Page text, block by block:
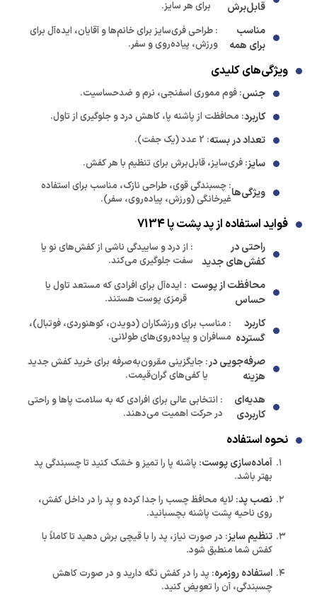
قابل‌برش برای هر سایز.
مناسب
برای همه
: طراحی فری‌سایز برای خانم‌ها و آقایان، ایده‌آل برای
ورزش، پیاده‌روی و سفر.
ویژگی‌های کلیدی
جنس: فوم مموری اسفنجی، نرم و ضدحساسیت.
کاربرد: محافظت از پاشنه پا، کاهش درد و جلوگیری از تاول.
تعداد در بسته: 2 عدد (یک جفت).
سایز: فری‌سایز، قابل‌برش برای تنظیم با هر کفش.
ویژگی‌ها: چسبندگی قوی، طراحی نازک، مناسب برای استفاده
غیرخانگی (ورزش، پیاده‌روی، سفر).
فواید استفاده از پد پشت پا 7134
راحتی در
کفش‌های جدید
: از درد و ساییدگی ناشی از کفش‌های نو یا
سفت جلوگیری می‌کند.
محافظت از پوست
حساس
: ایده‌آل برای افرادی که مستعد تاول یا
قرمزی پوست هستند.
کاربرد
گسترده
: مناسب برای ورزشکاران (دویدن، کوهنوردی، فوتبال)،
مسافران و پیاده‌روی‌های طولانی.
صرفه‌جویی در
هزینه
: جایگزینی مقرون‌به‌صرفه برای خرید کفش جدید
یا کفی‌های گران‌قیمت.
هدیه‌ای
کاربردی
: انتخابی عالی برای افرادی که به سلامت پاها و راحتی
در حرکت اهمیت می‌دهند.
نحوه استفاده
آماده‌سازی پوست: پاشنه پا را تمیز و خشک کنید تا چسبندگی پد
بهتر باشد.
نصب پد: لایه محافظ چسب را جدا کرده و پد را در داخل کفش،
روی ناحیه پشت پاشنه بچسبانید.
تنظیم سایز: در صورت نیاز، پد را با قیچی برش دهید تا کاملاً با
کفش شما منطبق شود.
استفاده روزمره: پد را در کفش نگه دارید و در صورت کاهش
چسبندگی، آن را تعویض کنید.